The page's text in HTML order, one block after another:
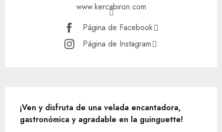
www.kercabiron.com
Página de Facebook
Página de Instagram
¡Ven y disfruta de una velada encantadora,
gastronómica y agradable en la guinguette!